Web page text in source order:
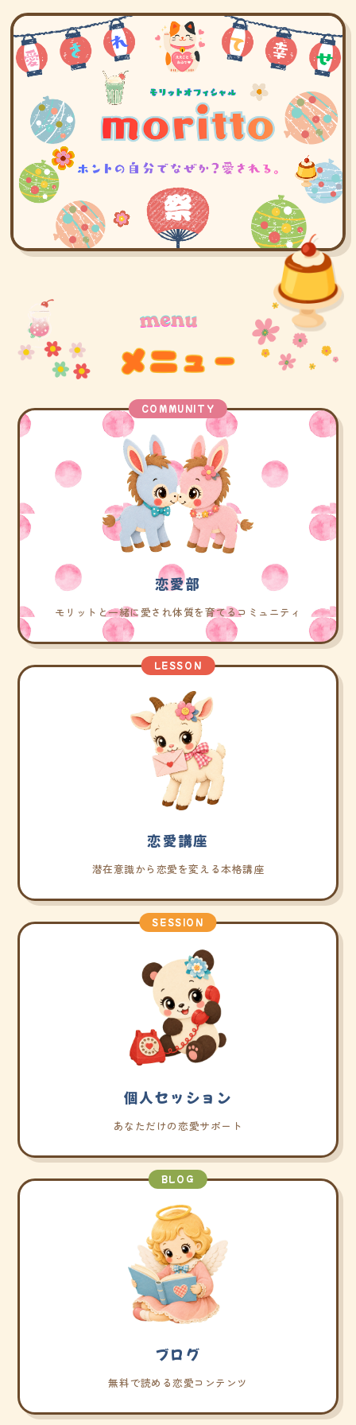
COMMUNITY
恋愛部
モリットと一緒に愛され体質を育てるコミュニティ
LESSON
恋愛講座
潜在意識から恋愛を変える本格講座
SESSION
個人セッション
あなただけの恋愛サポート
BLOG
ブログ
無料で読める恋愛コンテンツ